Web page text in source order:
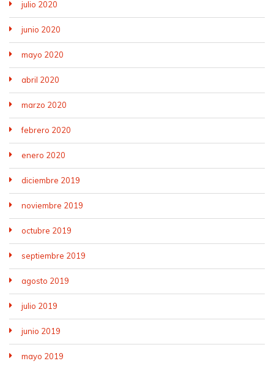
julio 2020
junio 2020
mayo 2020
abril 2020
marzo 2020
febrero 2020
enero 2020
diciembre 2019
noviembre 2019
octubre 2019
septiembre 2019
agosto 2019
julio 2019
junio 2019
mayo 2019